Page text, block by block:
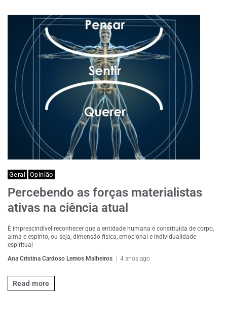
Geral Opinião
Percebendo as forças materialistas
ativas na ciência atual
É imprescindível reconhecer que a entidade humana é constituída de corpo,
alma e espírito, ou seja, dimensão física, emocional e individualidade
espiritual
Ana Cristina Cardoso Lemos Malheiros
4 anos ago
Read more